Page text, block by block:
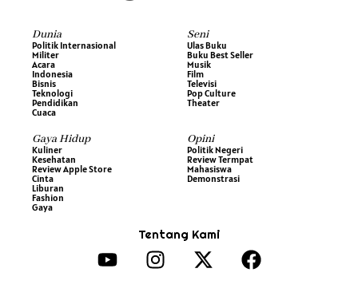
Dunia
Politik Internasional
Militer
Acara
Indonesia
Bisnis
Teknologi
Pendidikan
Cuaca
Seni
Ulas Buku
Buku Best Seller
Musik
Film
Televisi
Pop Culture
Theater
Gaya Hidup
Kuliner
Kesehatan
Review Apple Store
Cinta
Liburan
Fashion
Gaya
Opini
Politik Negeri
Review Termpat
Mahasiswa
Demonstrasi
Tentang Kami